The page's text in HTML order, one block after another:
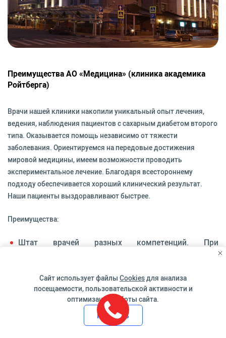
Преимущества АО «Медицина» (клиника академика
Ройтберга)
Врачи нашей клиники накопили уникальный опыт лечения,
ведения, наблюдения пациентов с сахарным диабетом второго
типа. Оказывается помощь независимо от тяжести
заболевания. Ориентируемся на передовые достижения
мировой медицины, имеем возможности проводить
экспериментальное лечение. Благодаря всестороннему
подходу обеспечивается хороший клинический результат.
Наши пациенты выздоравливают быстрее.
Преимущества:
Штат врачей разных компетенций. При
необходимости к лечению подключаются доктора
гематологи, терапевты.
Большой диагностический комплекс. Это дает
возможности проводить обследование сразу после
консультации и первичного обращения пациента.
Сайт использует файлы Cookiesдля анализа
посещаемости, пользовательской активности и
оптимизации работы сайта.
Принять